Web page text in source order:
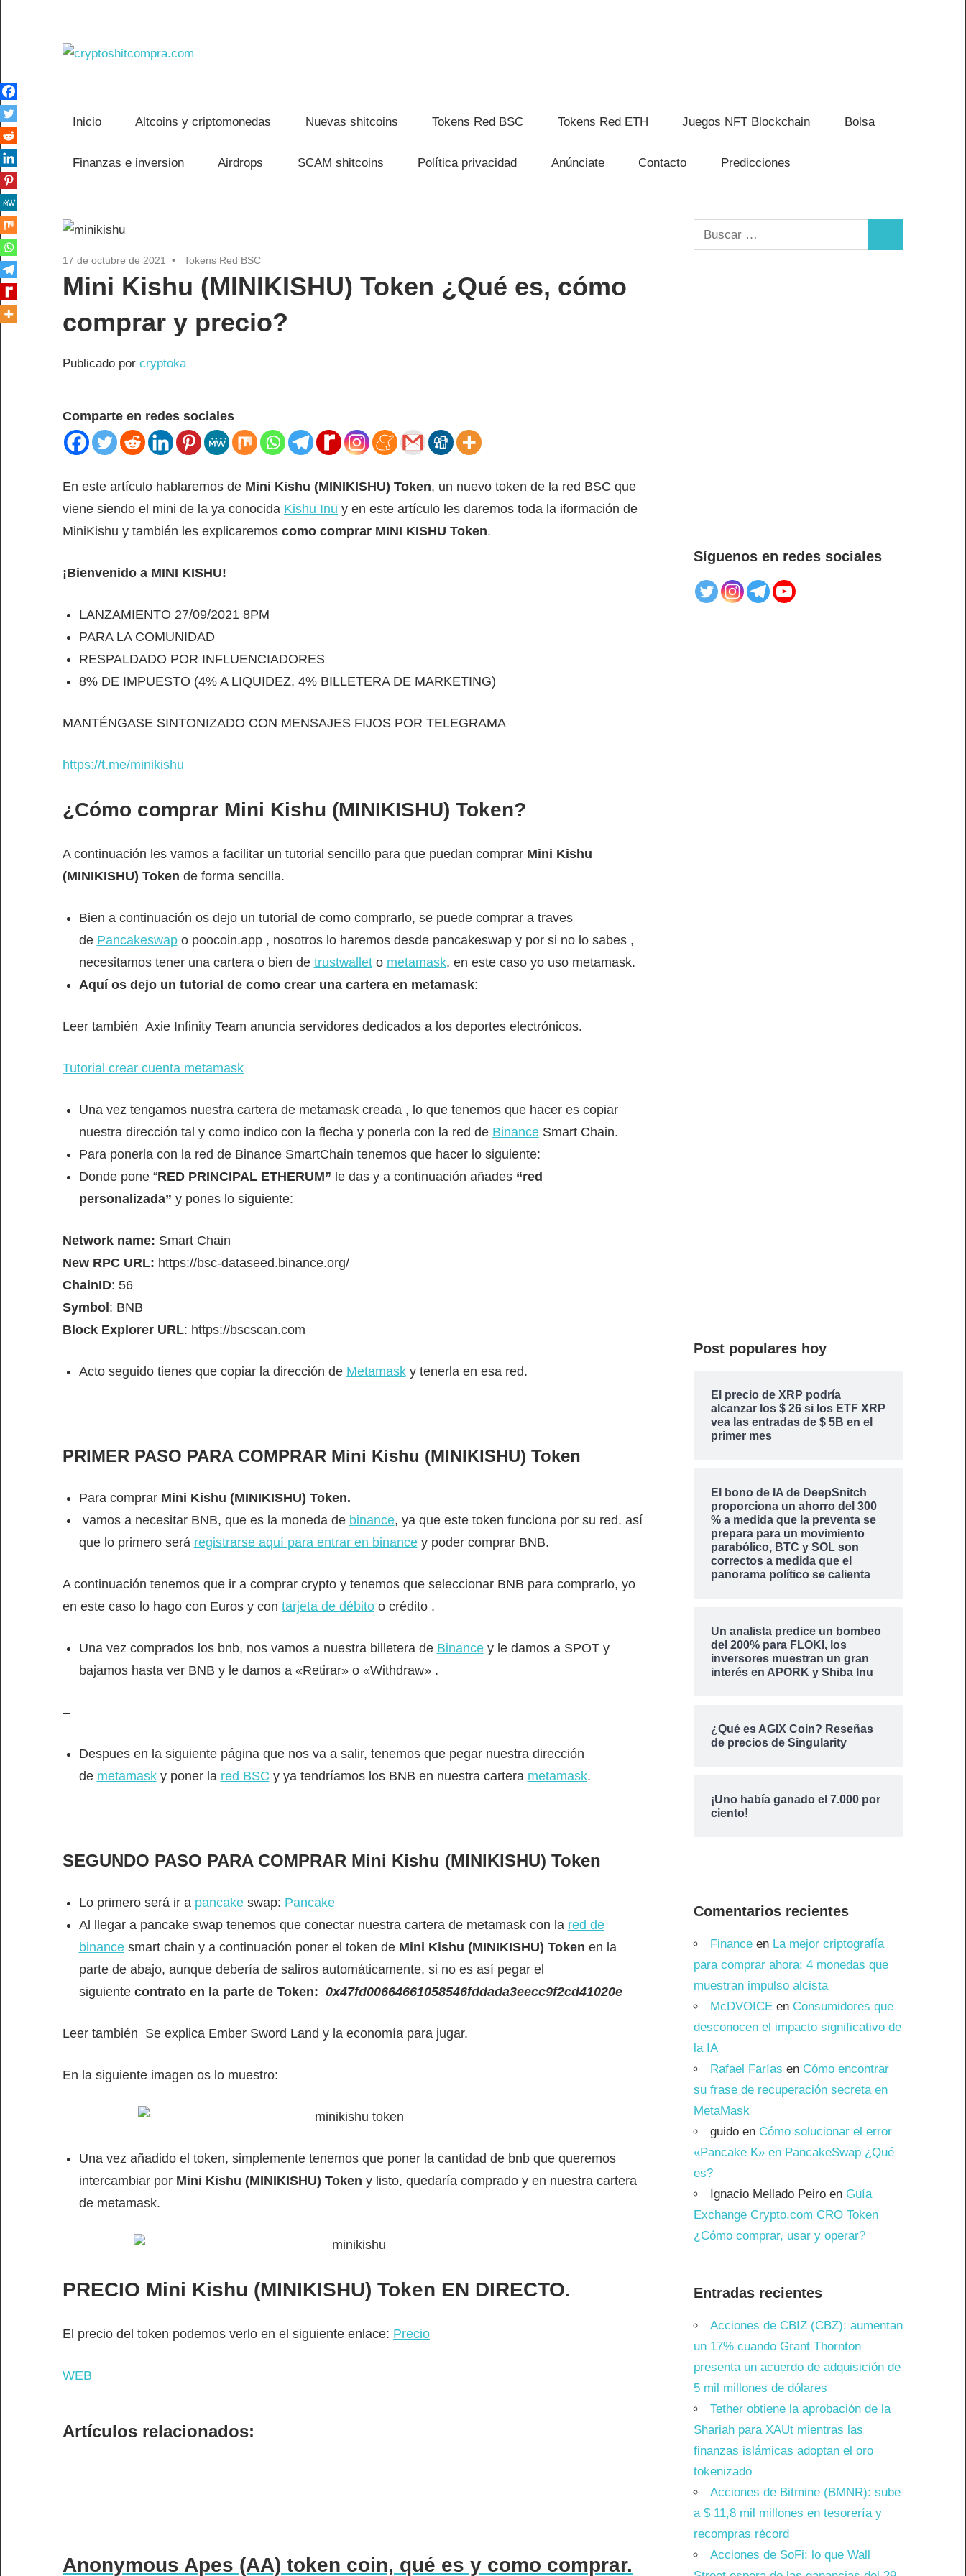
contenido
Inicio Altcoins y criptomonedas Nuevas shitcoins Tokens Red BSC Tokens Red ETH Juegos NFT Blockchain Bolsa
Finanzas e inversion Airdrops SCAM shitcoins Política privacidad Anúnciate Contacto Predicciones
17 de octubre de 2021 Tokens Red BSC
Mini Kishu (MINIKISHU) Token ¿Qué es, cómo
comprar y precio?
Publicado por cryptoka
Comparte en redes sociales
En este artículo hablaremos de Mini Kishu (MINIKISHU) Token, un nuevo token de la red BSC que
viene siendo el mini de la ya conocida Kishu Inu y en este artículo les daremos toda la iformación de
MiniKishu y también les explicaremos como comprar MINI KISHU Token.
¡Bienvenido a MINI KISHU!
LANZAMIENTO 27/09/2021 8PM
PARA LA COMUNIDAD
RESPALDADO POR INFLUENCIADORES
8% DE IMPUESTO (4% A LIQUIDEZ, 4% BILLETERA DE MARKETING)
MANTÉNGASE SINTONIZADO CON MENSAJES FIJOS POR TELEGRAMA
https://t.me/minikishu
¿Cómo comprar Mini Kishu (MINIKISHU) Token?
A continuación les vamos a facilitar un tutorial sencillo para que puedan comprar Mini Kishu
(MINIKISHU) Token de forma sencilla.
Bien a continuación os dejo un tutorial de como comprarlo, se puede comprar a traves
de Pancakeswapo poocoin.app , nosotros lo haremos desde pancakeswap y por si no lo sabes ,
necesitamos tener una cartera o bien de trustwalleto metamask, en este caso yo uso metamask.
Aquí os dejo un tutorial de como crear una cartera en metamask:
Leer también Axie Infinity Team anuncia servidores dedicados a los deportes electrónicos.
Tutorial crear cuenta metamask
Una vez tengamos nuestra cartera de metamask creada , lo que tenemos que hacer es copiar
nuestra dirección tal y como indico con la flecha y ponerla con la red de BinanceSmart Chain.
Para ponerla con la red de Binance SmartChain tenemos que hacer lo siguiente:
Donde pone “RED PRINCIPAL ETHERUM” le das y a continuación añades “red
personalizada” y pones lo siguiente:
Network name: Smart Chain
New RPC URL: https://bsc-dataseed.binance.org/
ChainID: 56
Symbol: BNB
Block Explorer URL: https://bscscan.com
Acto seguido tienes que copiar la dirección de Metamasky tenerla en esa red.
PRIMER PASO PARA COMPRAR Mini Kishu (MINIKISHU) Token
Para comprar Mini Kishu (MINIKISHU) Token.
vamos a necesitar BNB, que es la moneda de binance, ya que este token funciona por su red. así
que lo primero será registrarse aquí para entrar en binancey poder comprar BNB.
A continuación tenemos que ir a comprar crypto y tenemos que seleccionar BNB para comprarlo, yo
en este caso lo hago con Euros y con tarjeta de débito o crédito .
Una vez comprados los bnb, nos vamos a nuestra billetera de Binancey le damos a SPOT y
bajamos hasta ver BNB y le damos a «Retirar» o «Withdraw» .
–
Despues en la siguiente página que nos va a salir, tenemos que pegar nuestra dirección
de metamasky poner la red BSC y ya tendríamos los BNB en nuestra cartera metamask.
SEGUNDO PASO PARA COMPRAR Mini Kishu (MINIKISHU) Token
Lo primero será ir a pancakeswap: Pancake
Al llegar a pancake swap tenemos que conectar nuestra cartera de metamask con la red de
binancesmart chain y a continuación poner el token de Mini Kishu (MINIKISHU) Token en la
parte de abajo, aunque debería de saliros automáticamente, si no es así pegar el
siguiente contrato en la parte de Token: 0x47fd00664661058546fddada3eecc9f2cd41020e
Leer también Se explica Ember Sword Land y la economía para jugar.
En la siguiente imagen os lo muestro:
Una vez añadido el token, simplemente tenemos que poner la cantidad de bnb que queremos
intercambiar por Mini Kishu (MINIKISHU) Token y listo, quedaría comprado y en nuestra cartera
de metamask.
PRECIO Mini Kishu (MINIKISHU) Token EN DIRECTO.
El precio del token podemos verlo en el siguiente enlace: Precio
WEB
Artículos relacionados:
Anonymous Apes (AA) token coin, qué es y como comprar.
Buscar:
Síguenos en redes sociales
Post populares hoy
El precio de XRP podría
alcanzar los $ 26 si los ETF XRP
vea las entradas de $ 5B en el
primer mes
El bono de IA de DeepSnitch
proporciona un ahorro del 300
% a medida que la preventa se
prepara para un movimiento
parabólico, BTC y SOL son
correctos a medida que el
panorama político se calienta
Un analista predice un bombeo
del 200% para FLOKI, los
inversores muestran un gran
interés en APORK y Shiba Inu
¿Qué es AGIX Coin? Reseñas
de precios de Singularity
¡Uno había ganado el 7.000 por
ciento!
Comentarios recientes
Financeen La mejor criptografía
para comprar ahora: 4 monedas que
muestran impulso alcista
McDVOICEen Consumidores que
desconocen el impacto significativo de
la IA
Rafael Farías en Cómo encontrar
su frase de recuperación secreta en
MetaMask
guidoen Cómo solucionar el error
«Pancake K» en PancakeSwap ¿Qué
es?
Ignacio Mellado Peiroen Guía
Exchange Crypto.com CRO Token
¿Cómo comprar, usar y operar?
Entradas recientes
Acciones de CBIZ (CBZ): aumentan
un 17% cuando Grant Thornton
presenta un acuerdo de adquisición de
5 mil millones de dólares
Tether obtiene la aprobación de la
Shariah para XAUt mientras las
finanzas islámicas adoptan el oro
tokenizado
Acciones de Bitmine (BMNR): sube
a $ 11,8 mil millones en tesorería y
recompras récord
Acciones de SoFi: lo que Wall